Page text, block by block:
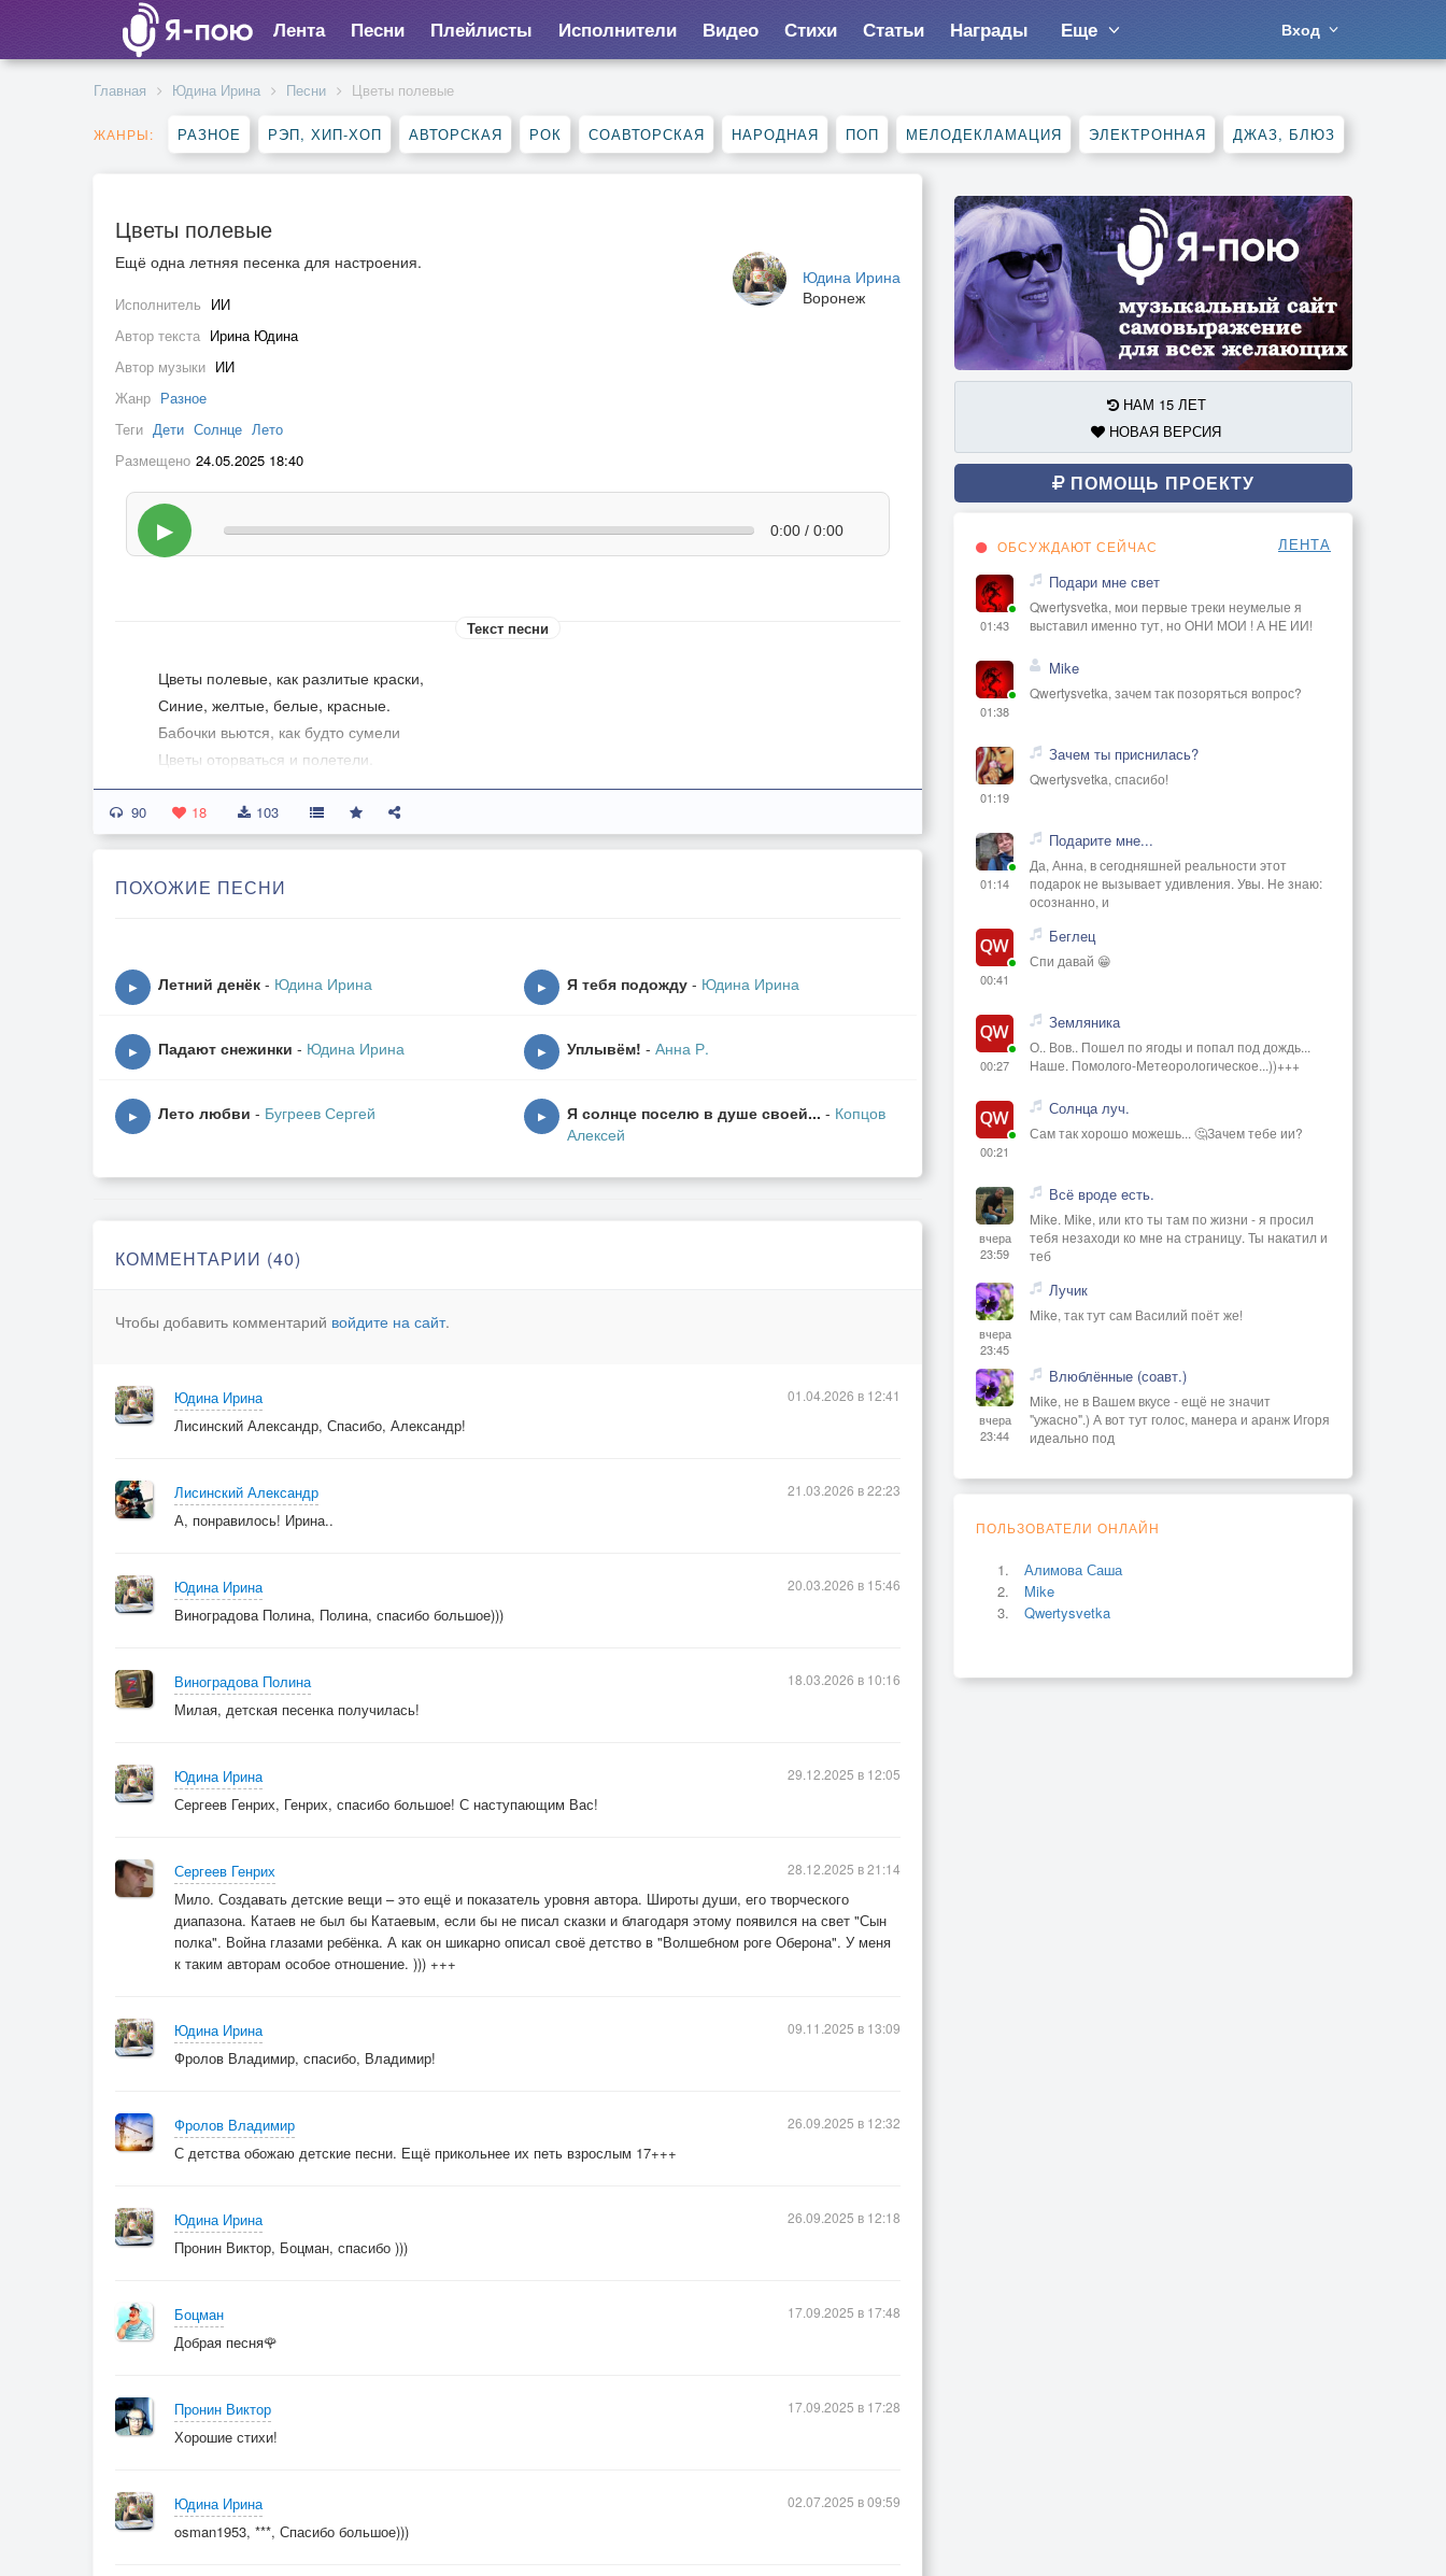
Лента Песни Плейлисты Исполнители Видео Стихи Статьи Награды Еще Вход
Главная Юдина Ирина Песни Цветы полевые
ЖАНРЫ: РАЗНОЕ РЭП, ХИП-ХОП АВТОРСКАЯ РОК СОАВТОРСКАЯ НАРОДНАЯ ПОП МЕЛОДЕКЛАМАЦИЯ ЭЛЕКТРОННАЯ ДЖАЗ, БЛЮЗ
Цветы полевые
Юдина Ирина
Воронеж
Ещё одна летняя песенка для настроения.
Исполнитель ИИ
Автор текста Ирина Юдина
Автор музыки ИИ
Жанр Разное
Теги Дети Солнце Лето
Размещено 24.05.2025 18:40
▶ 0:00 / 0:00
Текст песни
Цветы полевые, как разлитые краски,
Синие, желтые, белые, красные.
Бабочки вьются, как будто сумели
Цветы оторваться и полетели.
Пчелка искала нектар на цветке.
Улей у пчелки в лесу, вдалеке.
Вот муравейник – большая гора.
Тащат соломинки или травинки
Мушка сидит, будто не замечает.
Лето в разгаре, солнце и зной.
90 18 103
ПОХОЖИЕ ПЕСНИ
▶ Летний денёк - Юдина Ирина ▶ Я тебя подожду - Юдина Ирина
▶ Падают снежинки - Юдина Ирина ▶ Уплывём! - Анна Р.
▶ Лето любви - Бугреев Сергей ▶ Я солнце поселю в душе своей... - Копцов
Алексей
КОММЕНТАРИИ (40)
Чтобы добавить комментарий войдите на сайт.
Юдина Ирина
Лисинский Александр, Спасибо, Александр!
01.04.2026 в 12:41
Лисинский Александр
А, понравилось! Ирина..
21.03.2026 в 22:23
Юдина Ирина
Виноградова Полина, Полина, спасибо большое)))
20.03.2026 в 15:46
Виноградова Полина
Милая, детская песенка получилась!
18.03.2026 в 10:16
Юдина Ирина
Сергеев Генрих, Генрих, спасибо большое! С наступающим Вас!
29.12.2025 в 12:05
Сергеев Генрих
Мило. Создавать детские вещи – это ещё и показатель уровня автора. Широты души, его творческого
диапазона. Катаев не был бы Катаевым, если бы не писал сказки и благодаря этому появился на свет "Сын
полка". Война глазами ребёнка. А как он шикарно описал своё детство в "Волшебном роге Оберона". У меня
к таким авторам особое отношение. ))) +++
28.12.2025 в 21:14
Юдина Ирина
Фролов Владимир, спасибо, Владимир!
09.11.2025 в 13:09
Фролов Владимир
С детства обожаю детские песни. Ещё прикольнее их петь взрослым 17+++
26.09.2025 в 12:32
Юдина Ирина
Пронин Виктор, Боцман, спасибо )))
26.09.2025 в 12:18
Боцман
Добрая песня🌹
17.09.2025 в 17:48
Пронин Виктор
Хорошие стихи!
17.09.2025 в 17:28
Юдина Ирина
osman1953, ***, Спасибо большое)))
02.07.2025 в 09:59
НАМ 15 ЛЕТ
НОВАЯ ВЕРСИЯ
ПОМОЩЬ ПРОЕКТУ
ОБСУЖДАЮТ СЕЙЧАС ЛЕНТА
01:43
Подари мне свет
Qwertysvetka, мои первые треки неумелые я
выставил именно тут, но ОНИ МОИ ! А НЕ ИИ!
01:38
Mike
Qwertysvetka, зачем так позоряться вопрос?
01:19
Зачем ты приснилась?
Qwertysvetka, спасибо!
01:14
Подарите мне...
Да, Анна, в сегодняшней реальности этот
подарок не вызывает удивления. Увы. Не знаю:
осознанно, и
00:41
Беглец
Спи давай 😁
00:27
Земляника
О.. Вов.. Пошел по ягоды и попал под дождь...
Наше. Помолого-Метеорологическое...))+++
00:21
Солнца луч.
Сам так хорошо можешь... 🤔Зачем тебе ии?
вчера
23:59
Всё вроде есть.
Mike. Mike, или кто ты там по жизни - я просил
тебя незаходи ко мне на страницу. Ты накатил и
теб
вчера
23:45
Лучик
Mike, так тут сам Василий поёт же!
вчера
23:44
Влюблённые (соавт.)
Mike, не в Вашем вкусе - ещё не значит
"ужасно".) А вот тут голос, манера и аранж Игоря
идеально под
ПОЛЬЗОВАТЕЛИ ОНЛАЙН
Алимова Саша
Mike
Qwertysvetka